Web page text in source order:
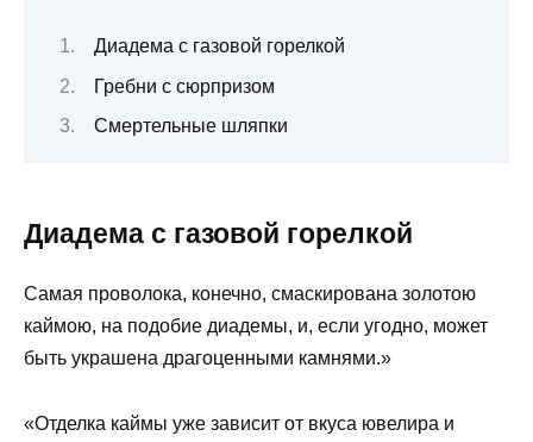
Диадема с газовой горелкой
Гребни с сюрпризом
Смертельные шляпки
Диадема с газовой горелкой
Самая проволока, конечно, смаскирована золотою
каймою, на подобие диадемы, и, если угодно, может
быть украшена драгоценными камнями.»
«Отделка каймы уже зависит от вкуса ювелира и